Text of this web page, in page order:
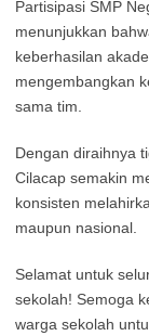
Partisipasi SMP
menunjukkan
keberhasilan
mengembangkan
sama tim.
Dengan diraihnya
Cilacap semakin
konsisten
maupun nasional.
Selamat untuk
sekolah! Semoga
warga sekolah